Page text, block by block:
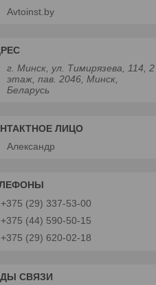
Avtoinst.by
г. Минск, ул. Тимирязева, 114, 2
этаж, пав. 2046, Минск,
Беларусь
Александр
+375 (29) 337-53-00
+375 (44) 590-50-15
+375 (29) 620-02-18